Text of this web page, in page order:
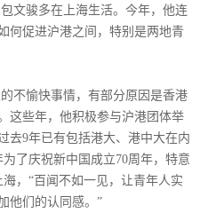
文骏多在上海生活。今年，他连
何促进沪港之间，特别是两地青
不愉快事情，有部分原因是香港
这些年，他积极参与沪港团体举
去9年已有包括港大、港中大在内
了庆祝新中国成立70周年，特意
，“百闻不如一见，让青年人实
他们的认同感。”